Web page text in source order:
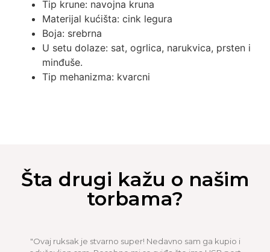
Tip krune: navojna kruna
Materijal kućišta: cink legura
Boja: srebrna
U setu dolaze: sat, ogrlica, narukvica, prsten i
minđuše.
Tip mehanizma: kvarcni
Šta drugi kažu o našim
torbama?
"Ovaj ruksak je stvarno super! Nedavno sam ga kupio i